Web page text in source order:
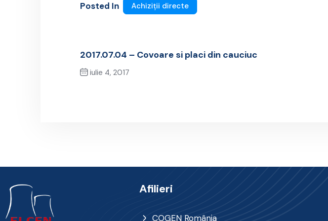
Posted In Achiziții directe
2017.07.04 – Covoare si placi din cauciuc
iulie 4, 2017
Afilieri
COGEN România